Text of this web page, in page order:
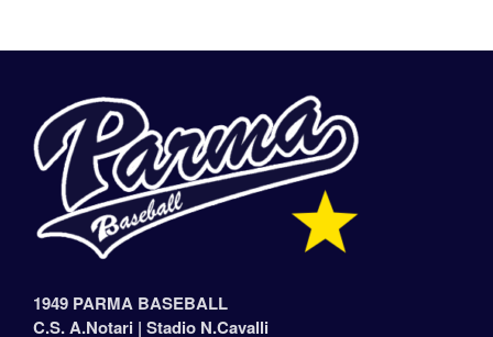
1949 PARMA BASEBALL
C.S. A.Notari | Stadio N.Cavalli